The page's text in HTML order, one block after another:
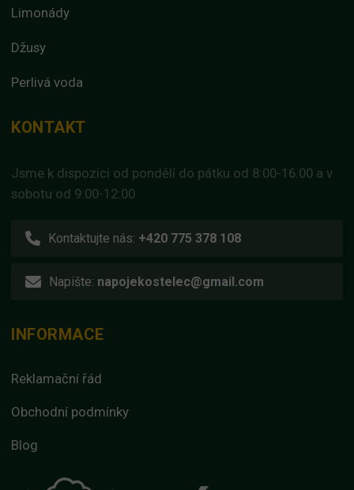
Limonády
Džusy
Perlivá voda
KONTAKT
Jsme k dispozici od pondělí do pátku od 8:00-16.00 a v
sobotu od 9:00-12:00
Kontaktujte nás: +420 775 378 108
Napište: napojekostelec@gmail.com
INFORMACE
Reklamační řád
Obchodní podmínky
Blog